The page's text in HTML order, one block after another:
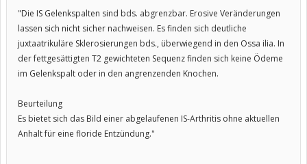
"Die IS Gelenkspalten sind bds. abgrenzbar. Erosive Veränderungen
lassen sich nicht sicher nachweisen. Es finden sich deutliche
juxtaatrikuläre Sklerosierungen bds., überwiegend in den Ossa ilia. In
der fettgesättigten T2 gewichteten Sequenz finden sich keine Ödeme
im Gelenkspalt oder in den angrenzenden Knochen.
Beurteilung
Es bietet sich das Bild einer abgelaufenen IS-Arthritis ohne aktuellen
Anhalt für eine floride Entzündung."